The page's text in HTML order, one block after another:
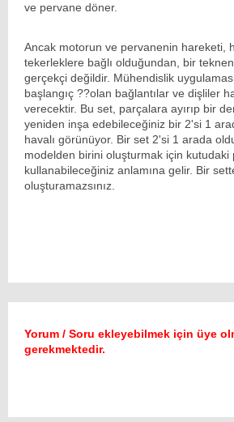
ve pervane döner.
Ancak motorun ve pervanenin hareketi,
tekerleklere bağlı olduğundan, bir
gerçekçi değildir. Mühendislik
başlangıç ??olan bağlantılar ve dişliler
verecektir. Bu set, parçalara ayırıp bir
yeniden inşa edebileceğiniz bir 2'si 1
havalı görünüyor. Bir set 2'si 1 arada
modelden birini oluşturmak için kutudaki
kullanabileceğiniz anlamına gelir. Bir
oluşturamazsınız.
Yorum / Soru ekleyebilmek için üye
gerekmektedir.